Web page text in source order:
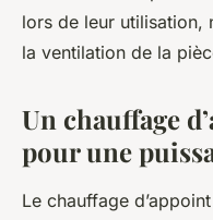
lors de leur utilisation,
la ventilation de la
Un chauffage
pour une
Le chauffage